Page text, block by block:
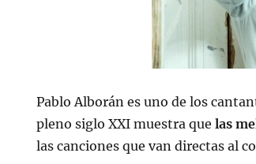
Pablo Alborán es uno de los
pleno siglo XXI muestra quelas
las canciones que van directas al